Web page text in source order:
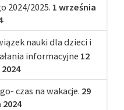
2024/2025. 1 września
nauki dla dzieci i
informacyjne 12
czas na wakacje. 29